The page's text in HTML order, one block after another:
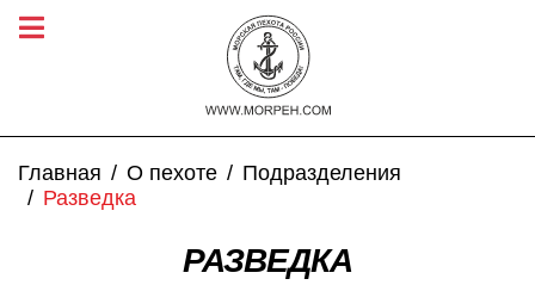
Главная О пехоте
Подразделения
Разведка
РАЗВЕДКА